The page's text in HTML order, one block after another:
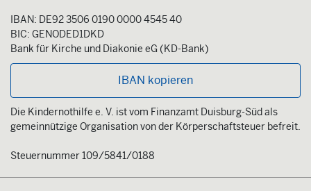
IBAN: DE92 3506 0190 0000 4545 40
BIC: GENODED1DKD
Bank für Kirche und Diakonie eG (KD-Bank)
IBAN kopieren
Die Kindernothilfe e. V. ist vom Finanzamt Duisburg-Süd als
gemeinnützige Organisation von der Körperschaftsteuer befreit.
Steuernummer 109/5841/0188